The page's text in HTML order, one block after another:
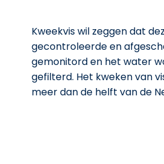
Kweekvis wil zeggen dat
gecontroleerde en
gemonitord en het water
gefilterd. Het kweken van
meer dan de helft van de